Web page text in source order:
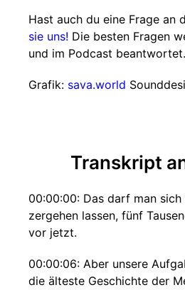
Hast auch du eine Frage an
sie uns! Die besten Fragen
und im Podcast beantwortet.
Grafik: sava.world
Transkript
00:00:00: Das darf man
zergehen lassen, fünf
vor jetzt.
00:00:06: Aber unsere
die älteste Geschichte der